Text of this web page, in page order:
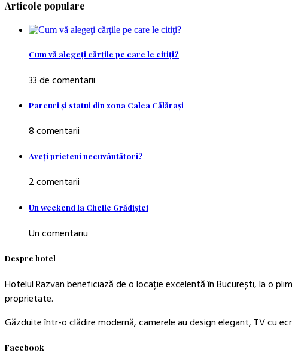
Articole populare
Cum vă alegeţi cărţile pe care le citiţi?
33 de comentarii
Parcuri şi statui din zona Calea Călăraşi
8 comentarii
Aveţi prieteni necuvântători?
2 comentarii
Un weekend la Cheile Grădiştei
Un comentariu
Despre hotel
Hotelul Razvan beneficiază de o locație excelentă în București, la o
proprietate.
Găzduite într-o clădire modernă, camerele au design elegant, TV cu
Facebook